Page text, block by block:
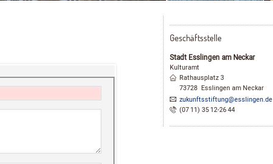
Geschäftsstelle
Stadt Esslingen am Neckar
Kulturamt
Rathausplatz 3
73728 Esslingen am Neckar
zukunftsstiftung@esslingen.de
(07 11) 35 12-2644